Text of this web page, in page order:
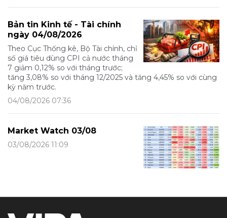
Bản tin Kinh tế - Tài chính
ngày 04/08/2026
Theo Cục Thống kê, Bộ Tài chính, chỉ
số giá tiêu dùng CPI cả nước tháng
7 giảm 0,12% so với tháng trước;
tăng 3,08% so với tháng 12/2025 và tăng 4,45% so với cùng
kỳ năm trước.
04/08/2026 07:36
Market Watch 03/08
03/08/2026 11:09